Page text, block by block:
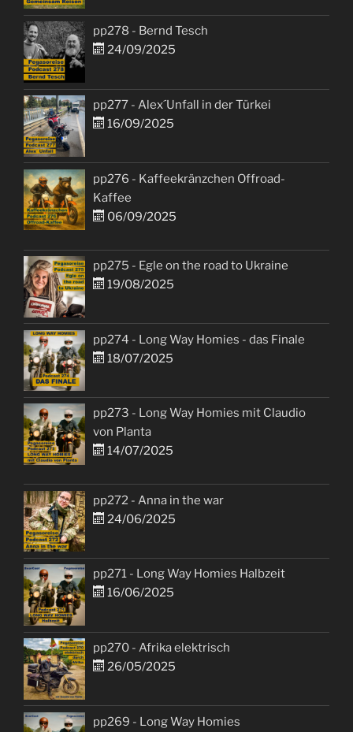
pp278 - Bernd Tesch
24/09/2025
pp277 - Alex´Unfall in der Türkei
16/09/2025
pp276 - Kaffeekränzchen Offroad-
Kaffee
06/09/2025
pp275 - Egle on the road to Ukraine
19/08/2025
pp274 - Long Way Homies - das Finale
18/07/2025
pp273 - Long Way Homies mit Claudio
von Planta
14/07/2025
pp272 - Anna in the war
24/06/2025
pp271 - Long Way Homies Halbzeit
16/06/2025
pp270 - Afrika elektrisch
26/05/2025
pp269 - Long Way Homies